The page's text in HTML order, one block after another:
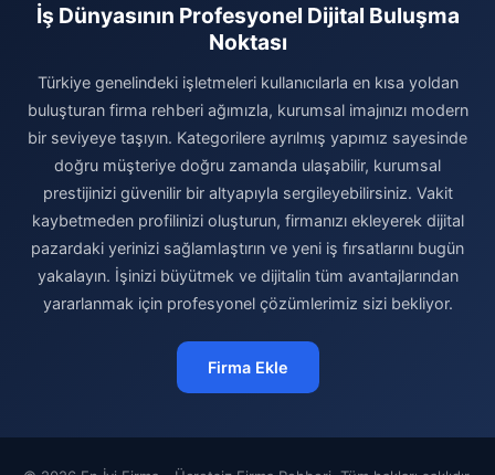
İş Dünyasının Profesyonel Dijital Buluşma
Noktası
Türkiye genelindeki işletmeleri kullanıcılarla en kısa yoldan
buluşturan firma rehberi ağımızla, kurumsal imajınızı modern
bir seviyeye taşıyın. Kategorilere ayrılmış yapımız sayesinde
doğru müşteriye doğru zamanda ulaşabilir, kurumsal
prestijinizi güvenilir bir altyapıyla sergileyebilirsiniz. Vakit
kaybetmeden profilinizi oluşturun, firmanızı ekleyerek dijital
pazardaki yerinizi sağlamlaştırın ve yeni iş fırsatlarını bugün
yakalayın. İşinizi büyütmek ve dijitalin tüm avantajlarından
yararlanmak için profesyonel çözümlerimiz sizi bekliyor.
Firma Ekle